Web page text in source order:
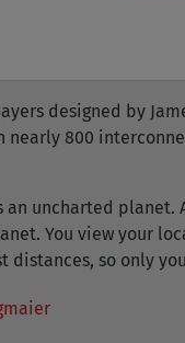
designed by
800
uncharted
You view your
so only